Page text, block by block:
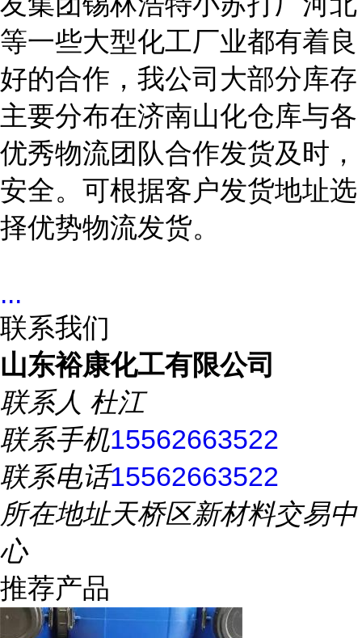
等一些大型化工厂业都有着良
好的合作，我公司大部分库存
主要分布在济南山化仓库与各
优秀物流团队合作发货及时，
安全。可根据客户发货地址选
择优势物流发货。
...
联系我们
山东裕康化工有限公司
联系人 杜江
联系手机15562663522
联系电话15562663522
所在地址天桥区新材料交易中
心
推荐产品